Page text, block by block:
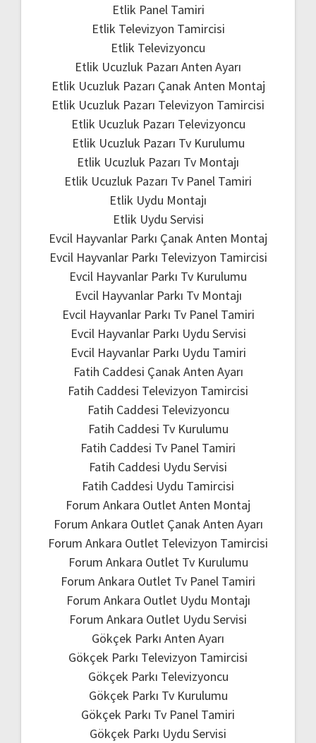
Etlik Panel Tamiri
Etlik Televizyon Tamircisi
Etlik Televizyoncu
Etlik Ucuzluk Pazarı Anten Ayarı
Etlik Ucuzluk Pazarı Çanak Anten Montaj
Etlik Ucuzluk Pazarı Televizyon Tamircisi
Etlik Ucuzluk Pazarı Televizyoncu
Etlik Ucuzluk Pazarı Tv Kurulumu
Etlik Ucuzluk Pazarı Tv Montajı
Etlik Ucuzluk Pazarı Tv Panel Tamiri
Etlik Uydu Montajı
Etlik Uydu Servisi
Evcil Hayvanlar Parkı Çanak Anten Montaj
Evcil Hayvanlar Parkı Televizyon Tamircisi
Evcil Hayvanlar Parkı Tv Kurulumu
Evcil Hayvanlar Parkı Tv Montajı
Evcil Hayvanlar Parkı Tv Panel Tamiri
Evcil Hayvanlar Parkı Uydu Servisi
Evcil Hayvanlar Parkı Uydu Tamiri
Fatih Caddesi Çanak Anten Ayarı
Fatih Caddesi Televizyon Tamircisi
Fatih Caddesi Televizyoncu
Fatih Caddesi Tv Kurulumu
Fatih Caddesi Tv Panel Tamiri
Fatih Caddesi Uydu Servisi
Fatih Caddesi Uydu Tamircisi
Forum Ankara Outlet Anten Montaj
Forum Ankara Outlet Çanak Anten Ayarı
Forum Ankara Outlet Televizyon Tamircisi
Forum Ankara Outlet Tv Kurulumu
Forum Ankara Outlet Tv Panel Tamiri
Forum Ankara Outlet Uydu Montajı
Forum Ankara Outlet Uydu Servisi
Gökçek Parkı Anten Ayarı
Gökçek Parkı Televizyon Tamircisi
Gökçek Parkı Televizyoncu
Gökçek Parkı Tv Kurulumu
Gökçek Parkı Tv Panel Tamiri
Gökçek Parkı Uydu Servisi